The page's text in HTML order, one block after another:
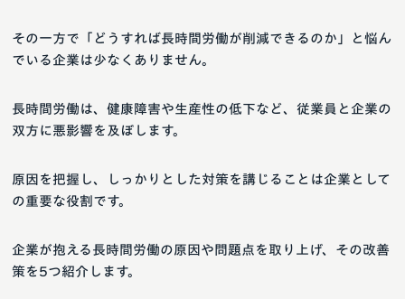
企業が抱える長時間労働の原因や問題点を取り上げ、その改善
策を5つ紹介します。
原因を把握し、しっかりとした対策を講じることは企業として
の重要な役割です。
長時間労働は、健康障害や生産性の低下など、従業員と企業の
双方に悪影響を及ぼします。
その一方で「どうすれば長時間労働が削減できるのか」と悩ん
でいる企業は少なくありません。